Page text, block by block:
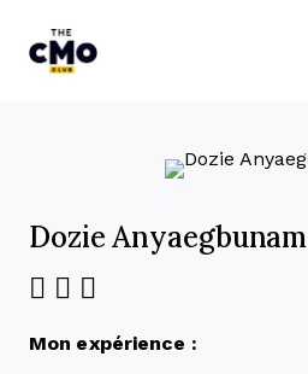
Dozie Anyaegbunam
Mon expérience :